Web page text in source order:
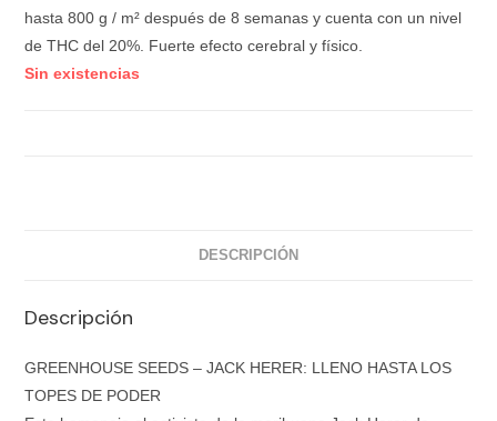
hasta 800 g / m² después de 8 semanas y cuenta con un nivel
de THC del 20%. Fuerte efecto cerebral y físico.
Sin existencias
DESCRIPCIÓN
Descripción
GREENHOUSE SEEDS – JACK HERER: LLENO HASTA LOS
TOPES DE PODER